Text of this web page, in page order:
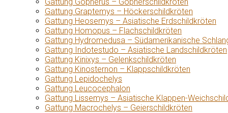
Gattung Graptemys – Höckerschildkröten
Gattung Heosemys – Asiatische Erdschildkröten
Gattung Homopus – Flachschildkröten
Gattung Hydromedusa – Südamerikanische
Gattung Indotestudo – Asiatische Landschildkröten
Gattung Kinixys – Gelenkschildkröten
Gattung Kinosternon – Klappschildkröten
Gattung Lepidochelys
Gattung Leucocephalon
Gattung Lissemys – Asiatische Klappen-
Gattung Macrochelys – Geierschildkröten